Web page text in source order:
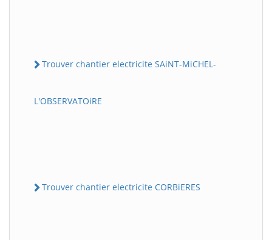
Trouver chantier electricite SAiNT-MiCHEL-
L'OBSERVATOiRE
Trouver chantier electricite CORBiERES